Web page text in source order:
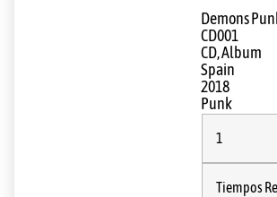
Demons
CD001
CD, Album
Spain
2018
Punk
1
Tiempos